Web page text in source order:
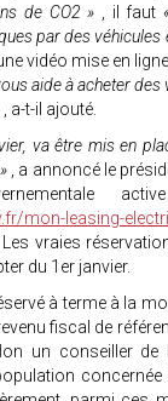
de CO2 » , il faut
par des véhicules
vidéo mise en
aide à acheter
, a-t-il ajouté.
va être mis en
, a annoncé le
mon-leasing-
vraies
du 1er janvier.
à terme à la
fiscal de
un conseiller de